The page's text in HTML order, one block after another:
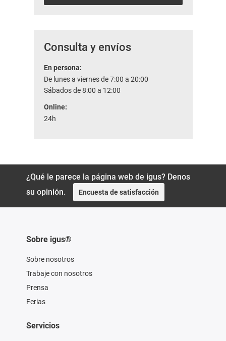
Consulta y envíos
En persona:
De lunes a viernes de 7:00 a 20:00
Sábados de 8:00 a 12:00
Online:
24h
¿Qué le parece la página web de igus? Denos
su opinión.
Encuesta de satisfacción
Sobre igus®
Sobre nosotros
Trabaje con nosotros
Prensa
Ferias
Servicios